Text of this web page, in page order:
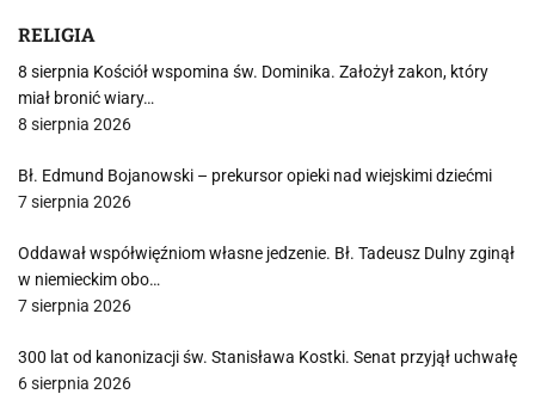
RELIGIA
8 sierpnia Kościół wspomina św. Dominika. Założył zakon, który
miał bronić wiary…
8 sierpnia 2026
Bł. Edmund Bojanowski – prekursor opieki nad wiejskimi dziećmi
7 sierpnia 2026
Oddawał współwięźniom własne jedzenie. Bł. Tadeusz Dulny zginął
w niemieckim obo…
7 sierpnia 2026
300 lat od kanonizacji św. Stanisława Kostki. Senat przyjął uchwałę
6 sierpnia 2026